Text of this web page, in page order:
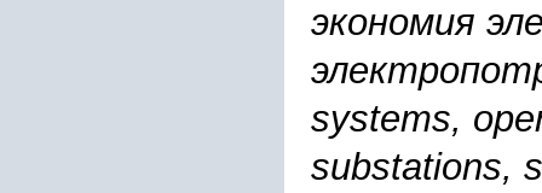
экономия
systems,
substations,